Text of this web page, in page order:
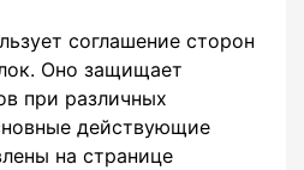
соглашение сторон
Оно защищает
при различных
действующие
на странице